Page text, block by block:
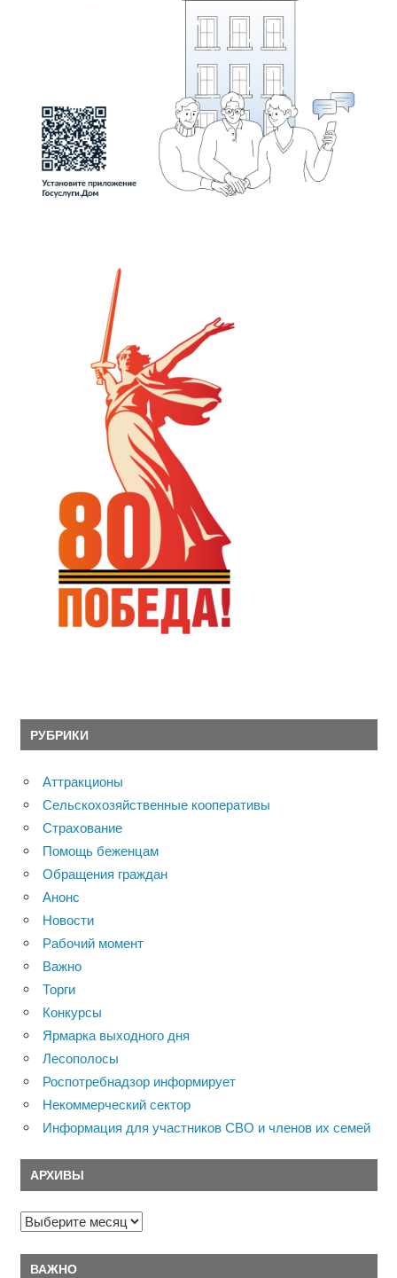
РУБРИКИ
Аттракционы
Сельскохозяйственные кооперативы
Страхование
Помощь беженцам
Обращения граждан
Анонс
Новости
Рабочий момент
Важно
Торги
Конкурсы
Ярмарка выходного дня
Лесополосы
Роспотребнадзор информирует
Некоммерческий сектор
Информация для участников СВО и членов их семей
АРХИВЫ
Архивы
ВАЖНО